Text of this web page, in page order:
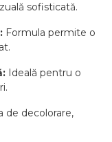
sofisticată.
Formula permite o
Ideală pentru o
de decolorare,